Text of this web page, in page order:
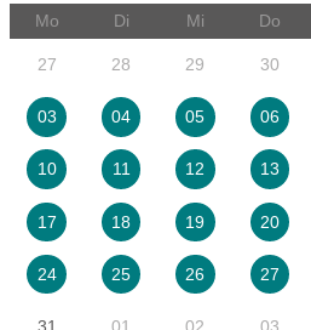
Mo
Di Mi Do
27 28 29 30
03 04 05 06
10 11 12 13
17 18 19 20
24 25 26 27
31 01 02 03